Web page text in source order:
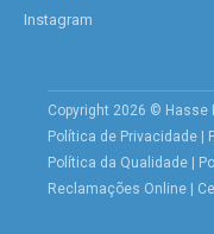
Instagram
Copyright 2026 © Hasse
Política de Privacidade |
Política da Qualidade |
Reclamações Online |